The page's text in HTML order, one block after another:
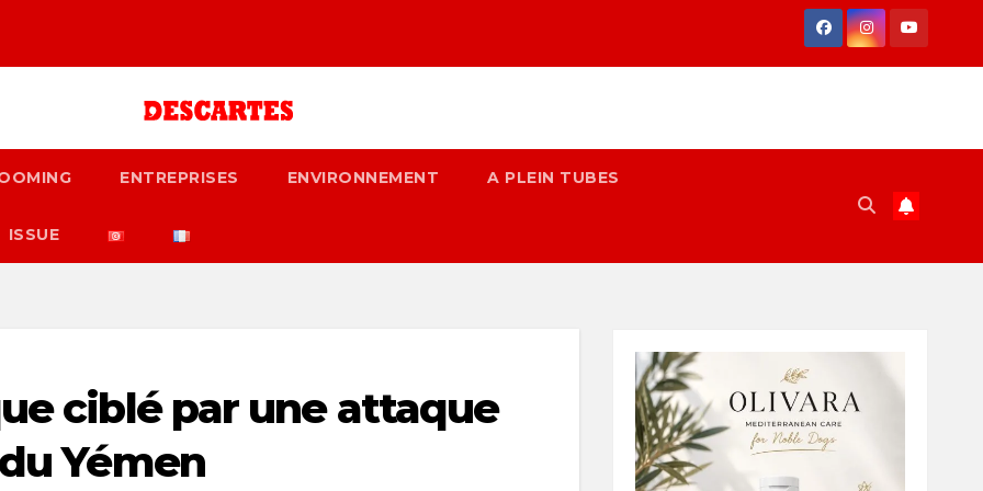
ENTREPRISES ENVIRONNEMENT A PLEIN TUBES
ISSUE
ciblé par une attaque
Yémen